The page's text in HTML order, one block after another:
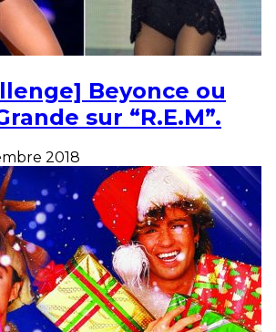
Beyonce ou
sur “R.E.M”.
2018